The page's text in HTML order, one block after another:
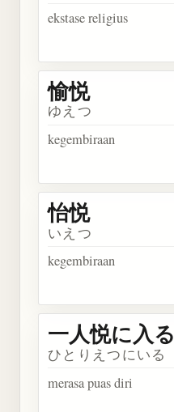
ekstase religius
愉悦
ゆえつ
kegembiraan
怡悦
いえつ
kegembiraan
一人悦に入る
ひとりえつにいる
merasa puas diri